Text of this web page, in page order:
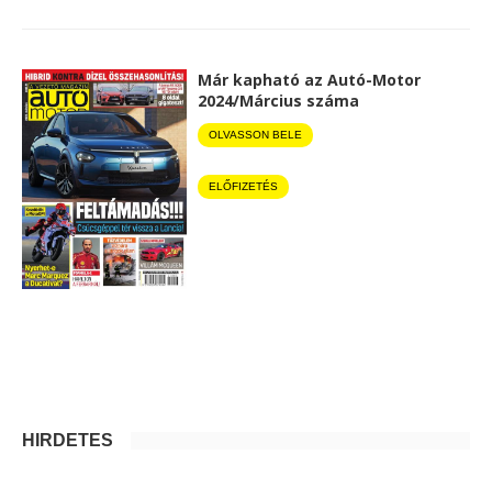
Már kapható az Autó-Motor
2024/Március száma
OLVASSON BELE
ELŐFIZETÉS
HIRDETÉS